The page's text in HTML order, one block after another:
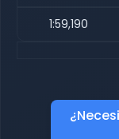
1:59,190